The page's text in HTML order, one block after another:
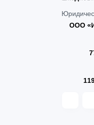
ООО